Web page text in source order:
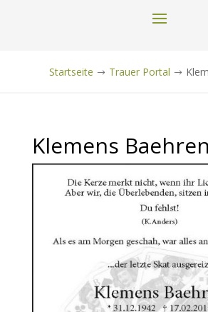
Startseite $ Trauer Portal $
Klemens Baehren